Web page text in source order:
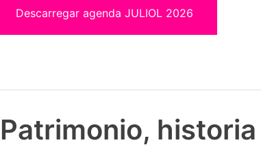
Descarregar agenda JULIOL 2026
Patrimonio,